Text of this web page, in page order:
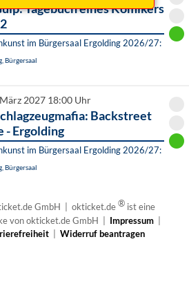
Tagebuch eines Komikers
im Bürgersaal Ergolding 2026/27:
Bürgersaal
2027 18:00 Uhr
Backstreet
- Ergolding
im Bürgersaal Ergolding 2026/27:
Bürgersaal
GmbH | okticket.de® ist eine
von okticket.de GmbH | Impressum|
Widerruf beantragen